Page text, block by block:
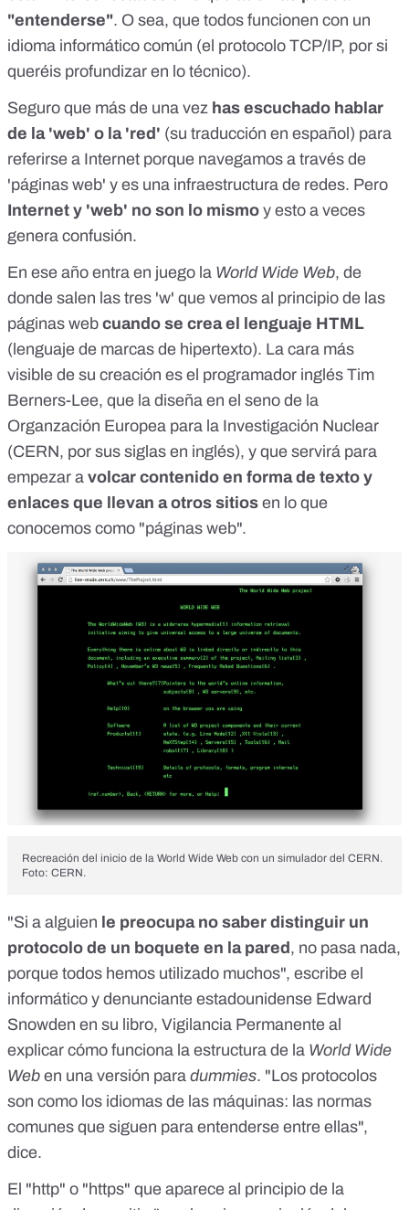
"entenderse". O sea, que todos funcionen con un
idioma informático común (el protocolo TCP/IP, por si
queréis profundizar en lo técnico).
Seguro que más de una vez has escuchado hablar
de la 'web' o la 'red' (su traducción en español) para
referirse a Internet porque navegamos a través de
'páginas web' y es una infraestructura de redes. Pero
Internet y 'web' no son lo mismo y esto a veces
genera confusión.
En ese año entra en juego la World Wide Web, de
donde salen las tres 'w' que vemos al principio de las
páginas web cuando se crea el lenguaje HTML
(lenguaje de marcas de hipertexto). La cara más
visible de su creación es el programador inglés Tim
Berners-Lee, que la diseña en el seno de la
Organzación Europea para la Investigación Nuclear
(CERN, por sus siglas en inglés), y que servirá para
empezar a volcar contenido en forma de texto y
enlaces que llevan a otros sitios en lo que
conocemos como "páginas web".
Recreación del inicio de la World Wide Web con un simulador del CERN.
Foto: CERN.
"Si a alguien le preocupa no saber distinguir un
protocolo de un boquete en la pared , no pasa nada,
porque todos hemos utilizado muchos", escribe el
informático y denunciante estadounidense Edward
Snowden en su libro, Vigilancia Permanente al
explicar cómo funciona la estructura de la World Wide
Web en una versión para dummies. "Los protocolos
son como los idiomas de las máquinas: las normas
comunes que siguen para entenderse entre ellas",
dice.
El "http" o "https" que aparece al principio de la